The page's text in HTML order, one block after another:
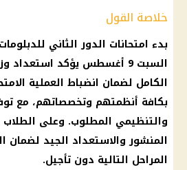
خلاصة القول
السبت 9 أغسطس يؤكد استعداد
الكامل لضمان انضباط العملية
بكافة أنظمتهم وتخصصاتهم، مع
والتنظيمي المطلوب. وعلى الطلاب
المنشور والاستعداد الجيد لضمان
المراحل التالية دون تأجيل.